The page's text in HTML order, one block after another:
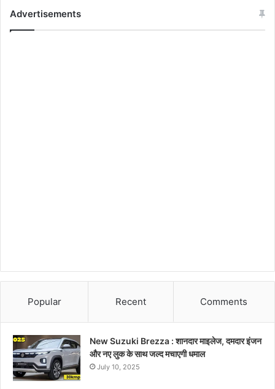
Advertisements
Popular Recent Comments
New Suzuki Brezza : शानदार माइलेज, दमदार इंजन
और नए लुक के साथ जल्द मचाएगी धमाल
July 10, 2025